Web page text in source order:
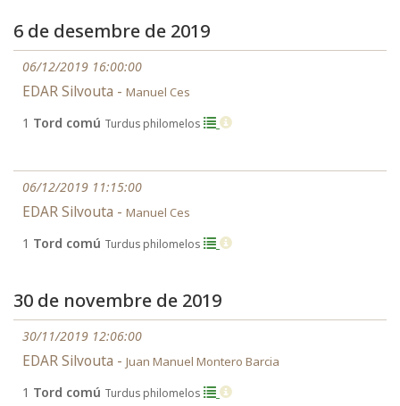
6 de desembre de 2019
06/12/2019 16:00:00
EDAR Silvouta - Manuel Ces
1 Tord comú Turdus philomelos
06/12/2019 11:15:00
EDAR Silvouta - Manuel Ces
1 Tord comú Turdus philomelos
30 de novembre de 2019
30/11/2019 12:06:00
EDAR Silvouta - Juan Manuel Montero Barcia
1 Tord comú Turdus philomelos